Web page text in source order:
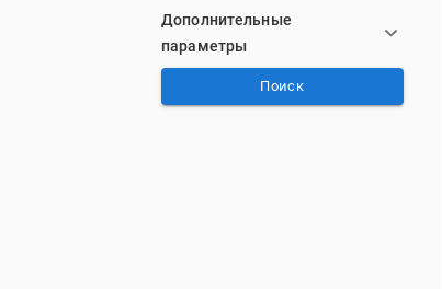
Дополнительные
параметры
Поиск